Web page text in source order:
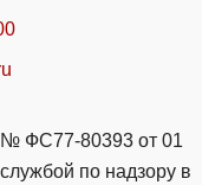
№ ФС77-80393 от 01
по надзору в